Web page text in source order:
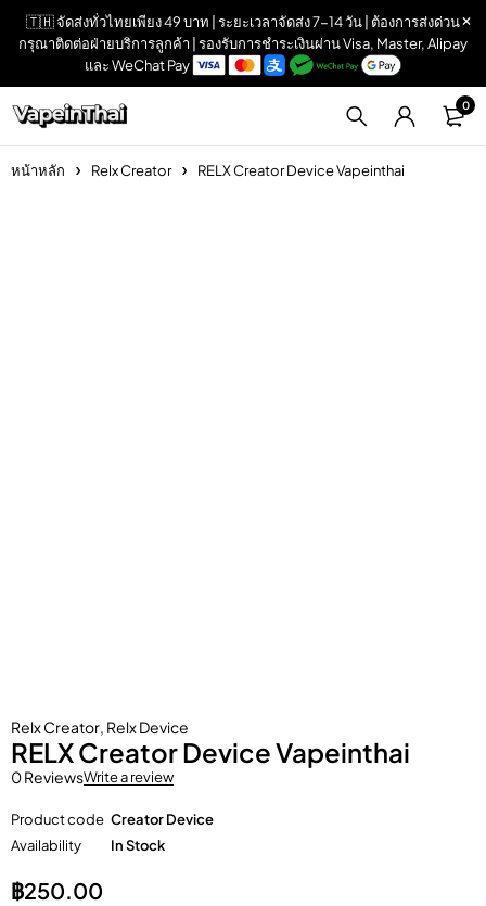
🇹🇭 จัดส่งทั่วไทยเพียง 49 บาท | ระยะเวลาจัดส่ง 7-14 วัน | ต้องการส่งด่วน
กรุณาติดต่อฝ่ายบริการลูกค้า | รองรับการชำระเงินผ่าน Visa, Master, Alipay
และ WeChat Pay
0
หน้าหลัก Relx Creator RELX Creator Device Vapeinthai
Relx Creator Relx Device
RELX Creator Device Vapeinthai
0 ReviewsWrite a review
Product code Creator Device
Availability
In Stock
฿250.00